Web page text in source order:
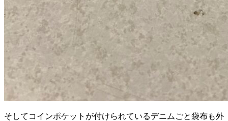
そしてコインポケットが付けられているデニムごと袋布も外